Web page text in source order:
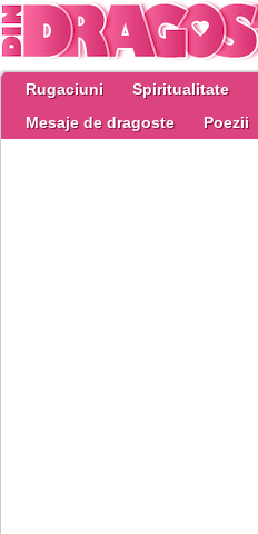
Rugaciuni Spiritualitate
Mesaje de dragoste
Poezii